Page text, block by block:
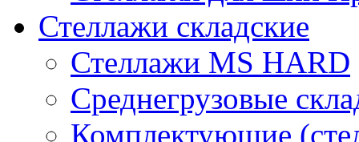
Стеллажи складские
Стеллажи MS HARD
Среднегрузовые
Комплектующие